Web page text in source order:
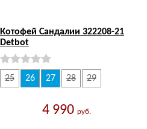
Котофей Сандалии 322208-21
Detbot
25 26 27 28 29
4 990руб.